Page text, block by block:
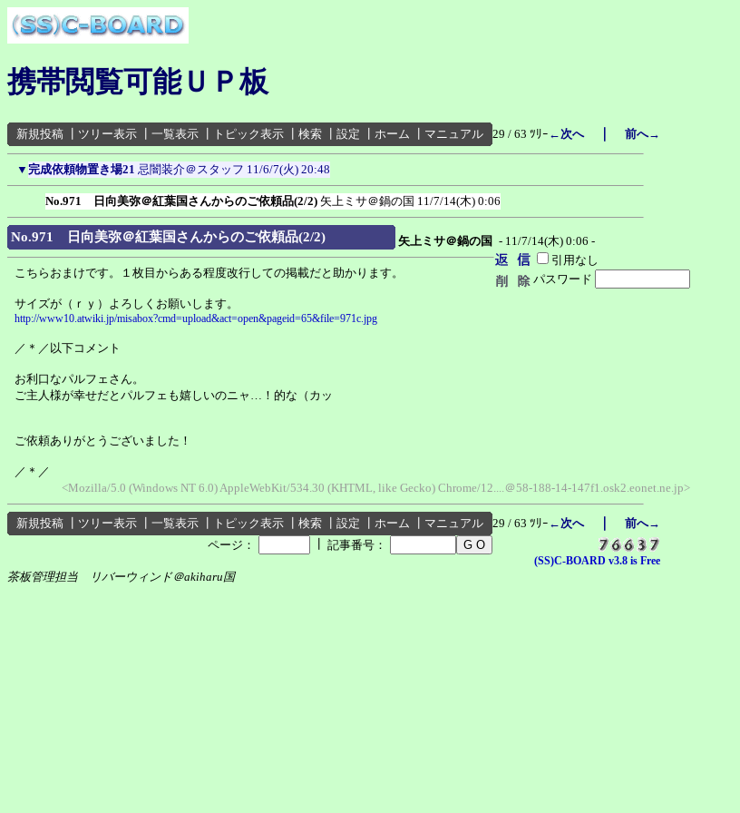
携帯閲覧可能ＵＰ板
新規投稿 ツリー表示 一覧表示 トピック表示 検索 設定 ホーム マニュアル 29 / 63 ﾂﾘｰ ←次へ｜ 前へ→
▼ 完成依頼物置き場21 忌闇装介＠スタッフ 11/6/7(火) 20:48
No.971 日向美弥＠紅葉国さんからのご依頼品(2/2) 矢上ミサ＠鍋の国 11/7/14(木) 0:06
No.971 日向美弥＠紅葉国さんからのご依頼品(2/2) 矢上ミサ＠鍋の国 - 11/7/14(木) 0:06 -
引用なし
パスワード
こちらおまけです。１枚目からある程度改行しての掲載だと助かります。
サイズが（ｒｙ）よろしくお願いします。
http://www10.atwiki.jp/misabox?cmd=upload&act=open&pageid=65&file=971c.jpg
／＊／以下コメント
お利口なパルフェさん。
ご主人様が幸せだとパルフェも嬉しいのニャ…！的な（カッ
ご依頼ありがとうございました！
／＊／
<Mozilla/5.0 (Windows NT 6.0) AppleWebKit/534.30 (KHTML, like Gecko) Chrome/12....＠58-188-14-147f1.osk2.eonet.ne.jp>
新規投稿 ツリー表示 一覧表示 トピック表示 検索 設定 ホーム マニュアル 29 / 63 ﾂﾘｰ ←次へ｜ 前へ→
ページ：
記事番号：
(SS)C-BOARD v3.8 is Free
茶板管理担当 リバーウィンド＠akiharu国